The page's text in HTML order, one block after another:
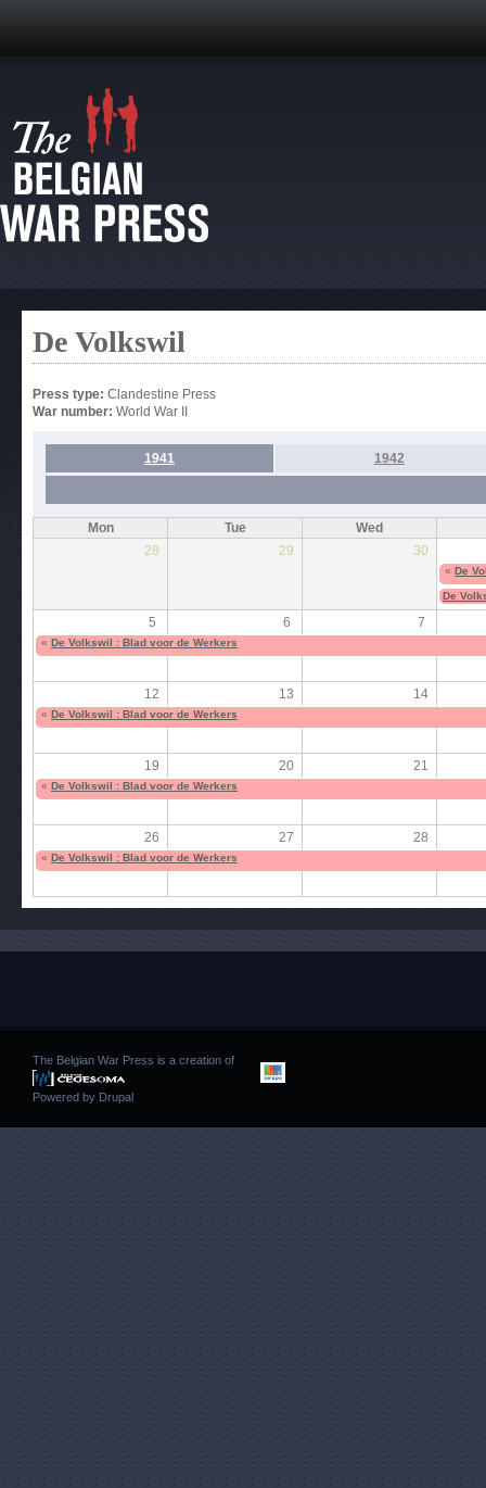
De Volkswil
Press type: Clandestine Press
War number: World War II
1941 1942
Mon Tue
Wed
28
29 30
« De
De
5 6 7
« De Volkswil : Blad voor de Werkers
12 13 14
« De Volkswil : Blad voor de Werkers
19 20 21
« De Volkswil : Blad voor de Werkers
26 27 28
« De Volkswil : Blad voor de Werkers
The Belgian War Press is a creation of
Powered by Drupal